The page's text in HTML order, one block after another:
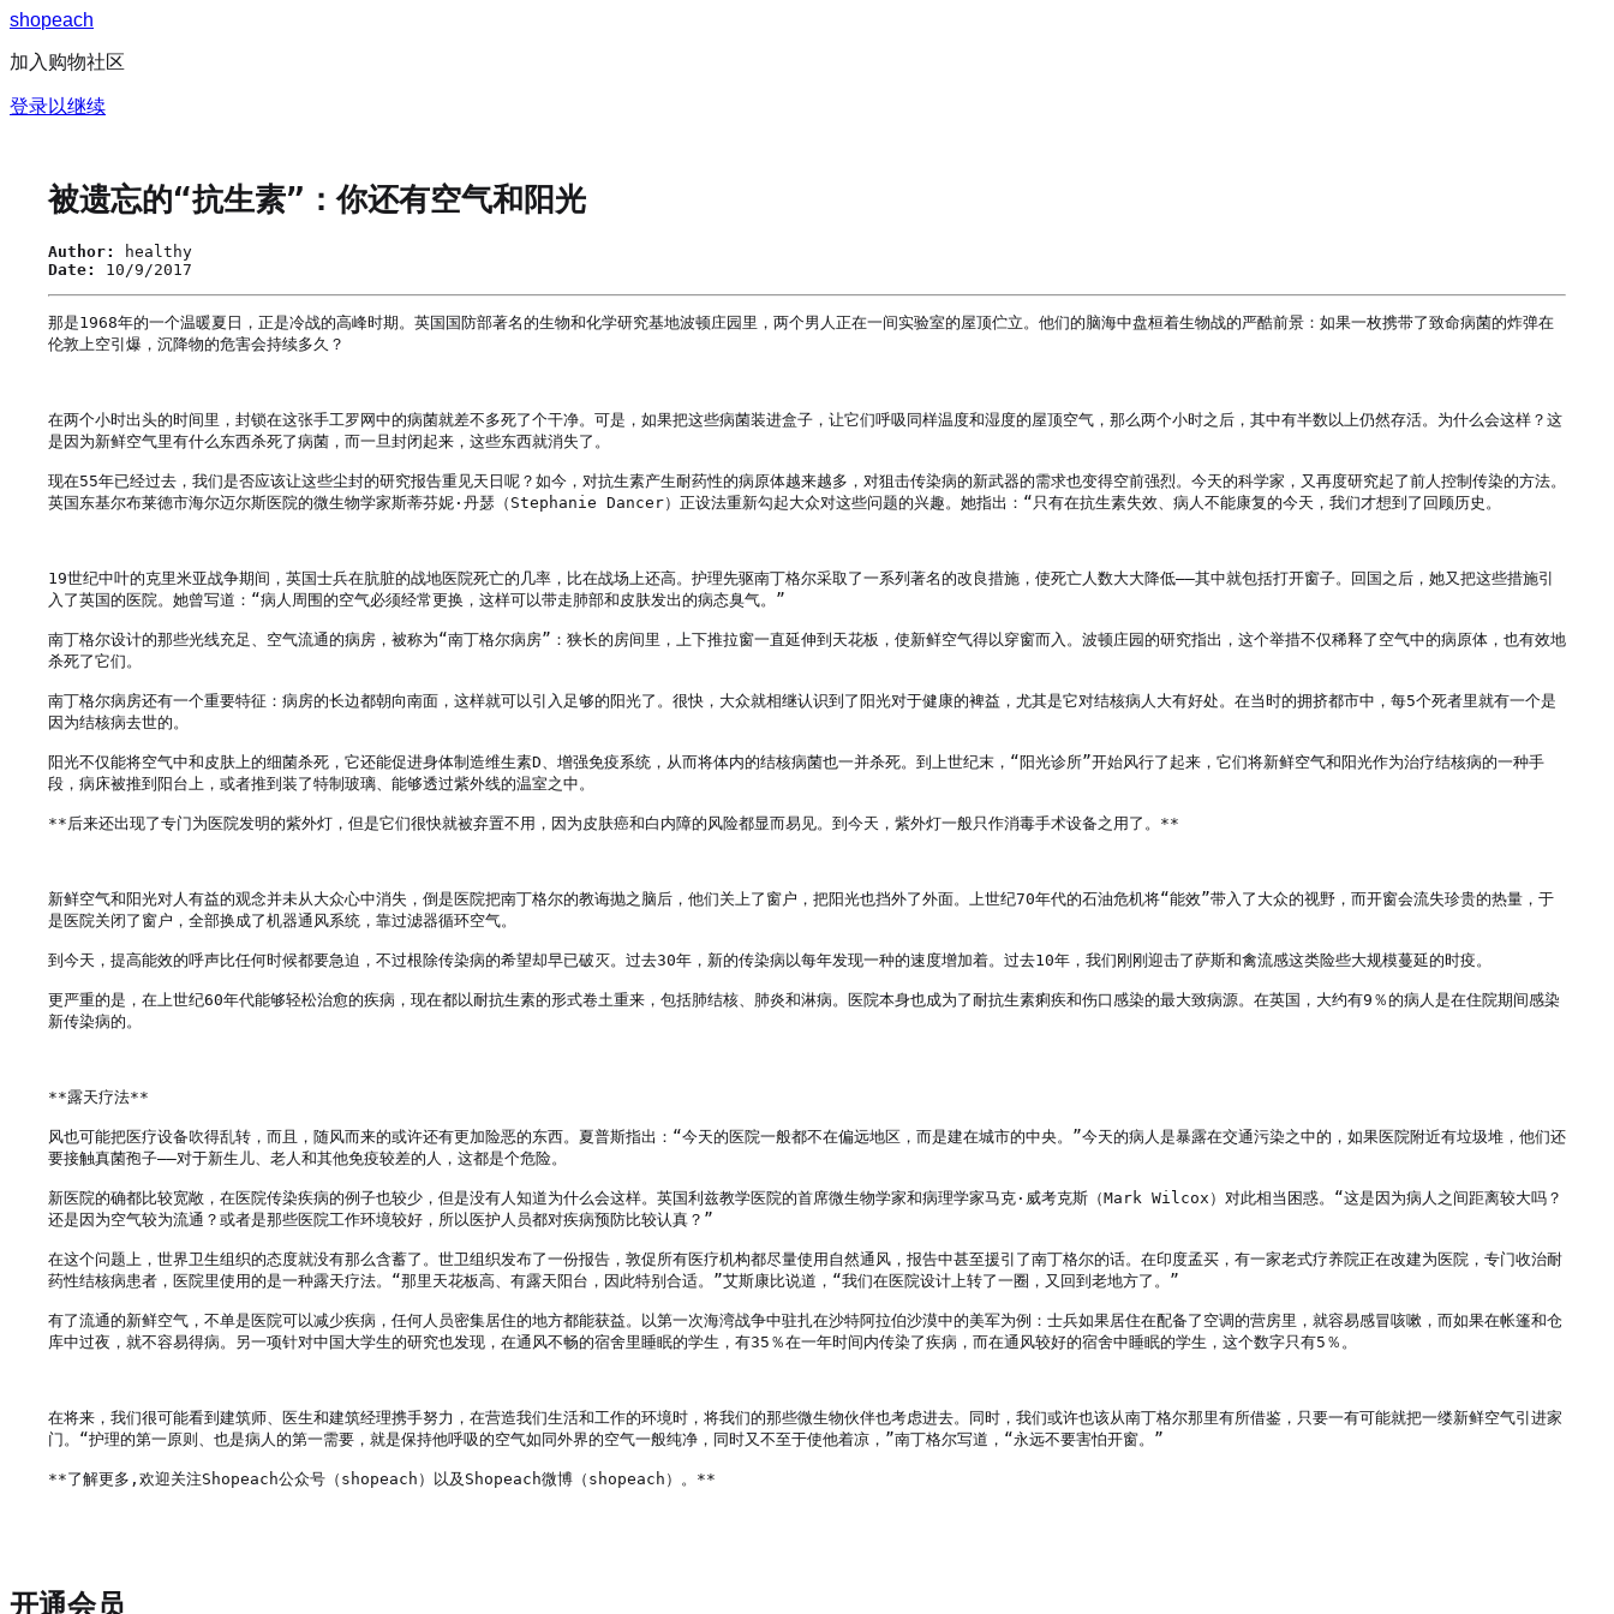
shopeach
加入购物社区
登录以继续
被遗忘的“抗生素”：你还有空气和阳光
Author:
healthy
Date:
10/9/2017
那是1968年的一个温暖夏日，正是冷战的高峰时期。英国国防部著名的生物和化学研究基地波顿庄园里，两个男人正在一间实验室的屋顶伫立。他们的脑海中盘桓着生物战的严酷前景：如果一枚携带了致命病菌的炸弹在
伦敦上空引爆，沉降物的危害会持续多久？
在两个小时出头的时间里，封锁在这张手工罗网中的病菌就差不多死了个干净。可是，如果把这些病菌装进盒子，让它们呼吸同样温度和湿度的屋顶空气，那么两个小时之后，其中有半数以上仍然存活。为什么会这样？这
是因为新鲜空气里有什么东西杀死了病菌，而一旦封闭起来，这些东西就消失了。
现在55年已经过去，我们是否应该让这些尘封的研究报告重见天日呢？如今，对抗生素产生耐药性的病原体越来越多，对狙击传染病的新武器的需求也变得空前强烈。今天的科学家，又再度研究起了前人控制传染的方法。
英国东基尔布莱德市海尔迈尔斯医院的微生物学家斯蒂芬妮·丹瑟（Stephanie Dancer）正设法重新勾起大众对这些问题的兴趣。她指出：“只有在抗生素失效、病人不能康复的今天，我们才想到了回顾历史。
19世纪中叶的克里米亚战争期间，英国士兵在肮脏的战地医院死亡的几率，比在战场上还高。护理先驱南丁格尔采取了一系列著名的改良措施，使死亡人数大大降低——其中就包括打开窗子。回国之后，她又把这些措施引
入了英国的医院。她曾写道：“病人周围的空气必须经常更换，这样可以带走肺部和皮肤发出的病态臭气。”
南丁格尔设计的那些光线充足、空气流通的病房，被称为“南丁格尔病房”：狭长的房间里，上下推拉窗一直延伸到天花板，使新鲜空气得以穿窗而入。波顿庄园的研究指出，这个举措不仅稀释了空气中的病原体，也有效地
杀死了它们。
南丁格尔病房还有一个重要特征：病房的长边都朝向南面，这样就可以引入足够的阳光了。很快，大众就相继认识到了阳光对于健康的裨益，尤其是它对结核病人大有好处。在当时的拥挤都市中，每5个死者里就有一个是
因为结核病去世的。
阳光不仅能将空气中和皮肤上的细菌杀死，它还能促进身体制造维生素D、增强免疫系统，从而将体内的结核病菌也一并杀死。到上世纪末，“阳光诊所”开始风行了起来，它们将新鲜空气和阳光作为治疗结核病的一种手
段，病床被推到阳台上，或者推到装了特制玻璃、能够透过紫外线的温室之中。
**后来还出现了专门为医院发明的紫外灯，但是它们很快就被弃置不用，因为皮肤癌和白内障的风险都显而易见。到今天，紫外灯一般只作消毒手术设备之用了。**
新鲜空气和阳光对人有益的观念并未从大众心中消失，倒是医院把南丁格尔的教诲抛之脑后，他们关上了窗户，把阳光也挡外了外面。上世纪70年代的石油危机将“能效”带入了大众的视野，而开窗会流失珍贵的热量，于
是医院关闭了窗户，全部换成了机器通风系统，靠过滤器循环空气。
到今天，提高能效的呼声比任何时候都要急迫，不过根除传染病的希望却早已破灭。过去30年，新的传染病以每年发现一种的速度增加着。过去10年，我们刚刚迎击了萨斯和禽流感这类险些大规模蔓延的时疫。
更严重的是，在上世纪60年代能够轻松治愈的疾病，现在都以耐抗生素的形式卷土重来，包括肺结核、肺炎和淋病。医院本身也成为了耐抗生素痢疾和伤口感染的最大致病源。在英国，大约有9％的病人是在住院期间感染
新传染病的。
**露天疗法**
风也可能把医疗设备吹得乱转，而且，随风而来的或许还有更加险恶的东西。夏普斯指出：“今天的医院一般都不在偏远地区，而是建在城市的中央。”今天的病人是暴露在交通污染之中的，如果医院附近有垃圾堆，他们还
要接触真菌孢子——对于新生儿、老人和其他免疫较差的人，这都是个危险。
新医院的确都比较宽敞，在医院传染疾病的例子也较少，但是没有人知道为什么会这样。英国利兹教学医院的首席微生物学家和病理学家马克·威考克斯（Mark Wilcox）对此相当困惑。“这是因为病人之间距离较大吗？
还是因为空气较为流通？或者是那些医院工作环境较好，所以医护人员都对疾病预防比较认真？”
在这个问题上，世界卫生组织的态度就没有那么含蓄了。世卫组织发布了一份报告，敦促所有医疗机构都尽量使用自然通风，报告中甚至援引了南丁格尔的话。在印度孟买，有一家老式疗养院正在改建为医院，专门收治耐
药性结核病患者，医院里使用的是一种露天疗法。“那里天花板高、有露天阳台，因此特别合适。”艾斯康比说道，“我们在医院设计上转了一圈，又回到老地方了。”
有了流通的新鲜空气，不单是医院可以减少疾病，任何人员密集居住的地方都能获益。以第一次海湾战争中驻扎在沙特阿拉伯沙漠中的美军为例：士兵如果居住在配备了空调的营房里，就容易感冒咳嗽，而如果在帐篷和仓
库中过夜，就不容易得病。另一项针对中国大学生的研究也发现，在通风不畅的宿舍里睡眠的学生，有35％在一年时间内传染了疾病，而在通风较好的宿舍中睡眠的学生，这个数字只有5％。
在将来，我们很可能看到建筑师、医生和建筑经理携手努力，在营造我们生活和工作的环境时，将我们的那些微生物伙伴也考虑进去。同时，我们或许也该从南丁格尔那里有所借鉴，只要一有可能就把一缕新鲜空气引进家
门。“护理的第一原则、也是病人的第一需要，就是保持他呼吸的空气如同外界的空气一般纯净，同时又不至于使他着凉，”南丁格尔写道，“永远不要害怕开窗。”
**了解更多,欢迎关注Shopeach公众号（shopeach）以及Shopeach微博（shopeach）。**
开通会员